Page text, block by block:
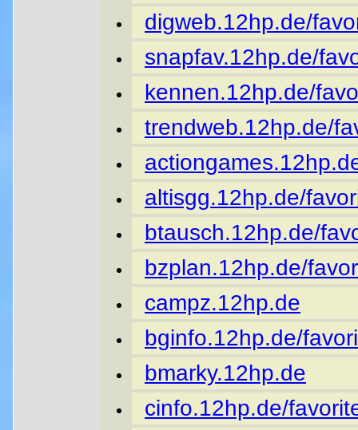
digweb.12hp.de/
snapfav.12hp.de/
kennen.12hp.de/
trendweb.12hp.de/
altisgg.12hp.de/
btausch.12hp.de/
bzplan.12hp.de/
campz.12hp.de
bginfo.12hp.de/
bmarky.12hp.de
cinfo.12hp.de/